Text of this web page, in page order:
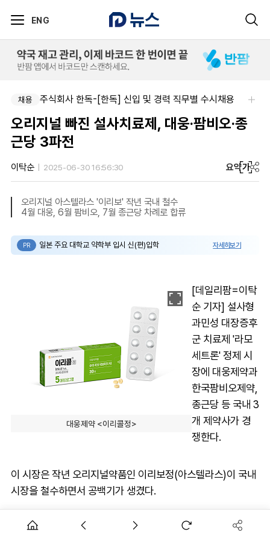
ENG
채용 주식회사 한독-[한독] 신입 및 경력 직무별 수시채용
오리지널 빠진 설사치료제, 대웅·팜비오·종
근당 3파전
이탁순 2025-06-30 16:56:30 요약가
오리지널 아스텔라스 '이리보' 작년 국내 철수
4월 대웅, 6월 팜비오, 7월 종근당 차례로 합류
PR 일본 주요 대학교 약학부 입시 신(편)입학 자세히보기
대웅제약 <이리콜정>
[데일리팜=이탁
순 기자] 설사형
과민성 대장증후
군 치료제 '라모
세트론' 정제 시
장에 대웅제약과
한국팜비오제약,
종근당 등 국내 3
개 제약사가 경
쟁한다.
이 시장은 작년 오리지널약품인 이리보정(아스텔라스)이 국내
시장을 철수하면서 공백기가 생겼다.
그러다 지난 4월 대웅제약이 동일성분 제제 이리콜정 2개 품
목(2.5마이크로그램, 5마이크로그램)을 급여 등재하는데 성